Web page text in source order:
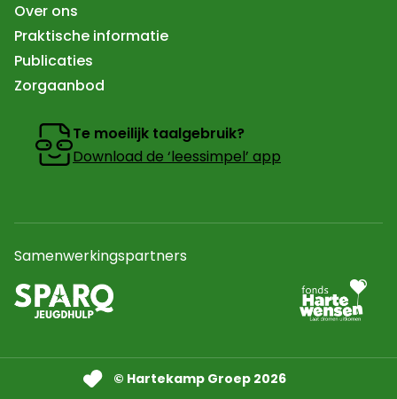
Over ons
Praktische informatie
Publicaties
Zorgaanbod
Te moeilijk taalgebruik?
Download de ‘leessimpel’ app
Samenwerkingspartners
Naar de website van sparq Jeugdhulp In een nieuw
Ga naar
© Hartekamp Groep 2026